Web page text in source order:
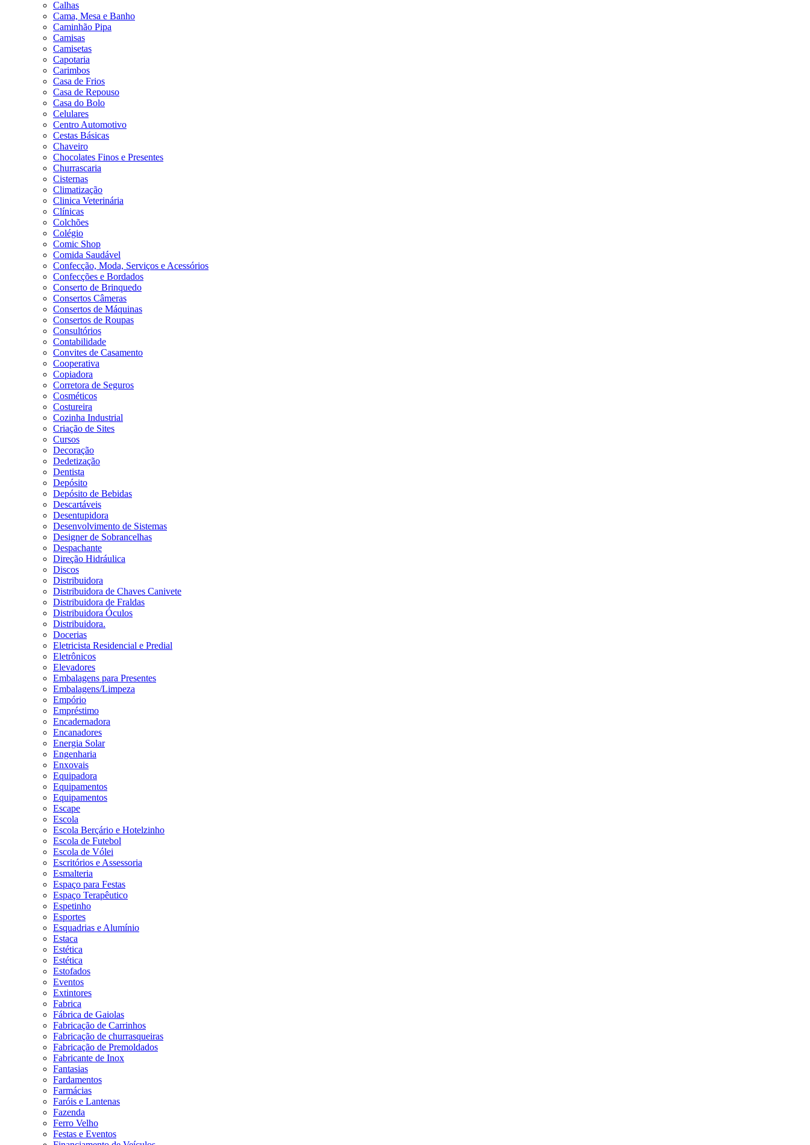
Calhas
Cama, Mesa e Banho
Caminhão Pipa
Camisas
Camisetas
Capotaria
Carimbos
Casa de Frios
Casa de Repouso
Casa do Bolo
Celulares
Centro Automotivo
Cestas Básicas
Chaveiro
Chocolates Finos e Presentes
Churrascaria
Cisternas
Climatização
Clinica Veterinária
Clínicas
Colchões
Colégio
Comic Shop
Comida Saudável
Confecção, Moda, Serviços e Acessórios
Confecções e Bordados
Conserto de Brinquedo
Consertos Câmeras
Consertos de Máquinas
Consertos de Roupas
Consultórios
Contabilidade
Convites de Casamento
Cooperativa
Copiadora
Corretora de Seguros
Cosméticos
Costureira
Cozinha Industrial
Criação de Sites
Cursos
Decoração
Dedetização
Dentista
Depósito
Depósito de Bebidas
Descartáveis
Desentupidora
Desenvolvimento de Sistemas
Designer de Sobrancelhas
Despachante
Direção Hidráulica
Discos
Distribuidora
Distribuidora de Chaves Canivete
Distribuidora de Fraldas
Distribuidora Óculos
Distribuidora.
Docerias
Eletricista Residencial e Predial
Eletrônicos
Elevadores
Embalagens para Presentes
Embalagens/Limpeza
Empório
Empréstimo
Encadernadora
Encanadores
Energia Solar
Engenharia
Enxovais
Equipadora
Equipamentos
Equipamentos
Escape
Escola
Escola Berçário e Hotelzinho
Escola de Futebol
Escola de Vólei
Escritórios e Assessoria
Esmalteria
Espaço para Festas
Espaço Terapêutico
Espetinho
Esportes
Esquadrias e Alumínio
Estaca
Estética
Estética
Estofados
Eventos
Extintores
Fabrica
Fábrica de Gaiolas
Fabricação de Carrinhos
Fabricação de churrasqueiras
Fabricação de Premoldados
Fabricante de Inox
Fantasias
Fardamentos
Farmácias
Faróis e Lantenas
Fazenda
Ferro Velho
Festas e Eventos